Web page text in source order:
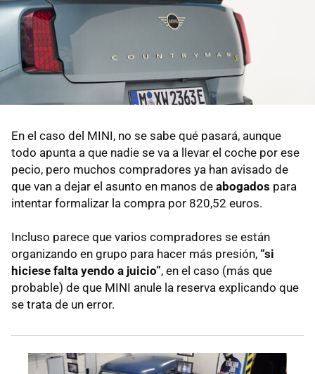
En el caso del MINI, no se sabe qué pasará, aunque
todo apunta a que nadie se va a llevar el coche por ese
pecio, pero muchos compradores ya han avisado de
que van a dejar el asunto en manos de abogados para
intentar formalizar la compra por 820,52 euros.
Incluso parece que varios compradores se están
organizando en grupo para hacer más presión, “si
hiciese falta yendo a juicio”, en el caso (más que
probable) de que MINI anule la reserva explicando que
se trata de un error.